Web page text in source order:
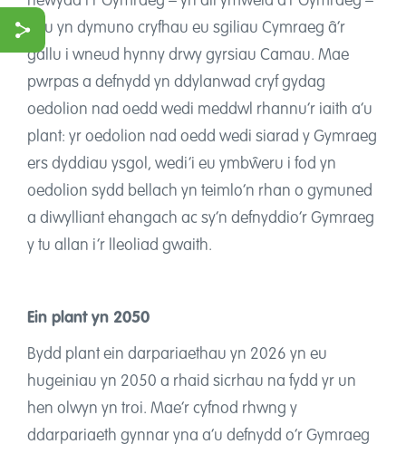
neu yn dymuno cryfhau eu sgiliau Cymraeg â’r
gallu i wneud hynny drwy gyrsiau Camau. Mae
pwrpas a defnydd yn ddylanwad cryf gydag
oedolion nad oedd wedi meddwl rhannu’r iaith a’u
plant: yr oedolion nad oedd wedi siarad y Gymraeg
ers dyddiau ysgol, wedi’i eu ymbŵeru i fod yn
oedolion sydd bellach yn teimlo’n rhan o gymuned
a diwylliant ehangach ac sy’n defnyddio’r Gymraeg
y tu allan i’r lleoliad gwaith.
Ein plant yn 2050
Bydd plant ein darpariaethau yn 2026 yn eu
hugeiniau yn 2050 a rhaid sicrhau na fydd yr un
hen olwyn yn troi. Mae’r cyfnod rhwng y
ddarpariaeth gynnar yna a’u defnydd o’r Gymraeg